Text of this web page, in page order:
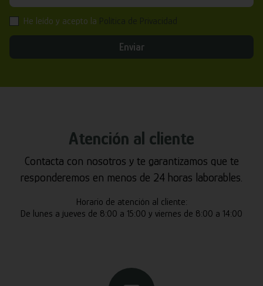
He leído y acepto la
Enviar
Atención al cliente
Contacta con nosotros y te garantizamos que te
responderemos en menos de 24 horas laborables.
Horario de atención al cliente:
De lunes a jueves de 8:00 a 15:00 y viernes de 8:00 a 14:00